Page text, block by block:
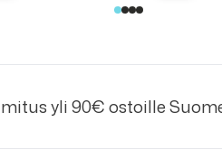
yli 90€ ostoille